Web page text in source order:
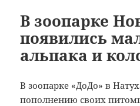
В зоопарке
появились
альпака и
В зоопарке «ДоДо» в
пополнению своих